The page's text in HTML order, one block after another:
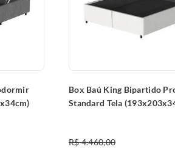
Box Baú King Bipartido
Standard Tela
R$4.460,00